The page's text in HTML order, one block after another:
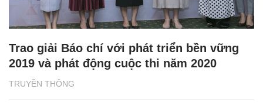
TRUYỀN THÔNG
Trao giải Báo chí với phát triển bền vững
2019 và phát động cuộc thi năm 2020